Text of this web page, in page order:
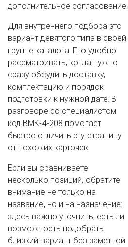
дополнительное согласование.
Для внутреннего подбора это
вариант девятого типа в своей
группе каталога. Его удобно
рассматривать, когда нужно
сразу обсудить доставку,
комплектацию и порядок
подготовки к нужной дате. В
разговоре со специалистом
код ВМК-4-208 помогает
быстро отличить эту страницу
от похожих карточек.
Если вы сравниваете
несколько позиций, обратите
внимание не только на
название, но и на назначение:
здесь важно уточнить, есть ли
возможность подобрать
близкий вариант без заметной